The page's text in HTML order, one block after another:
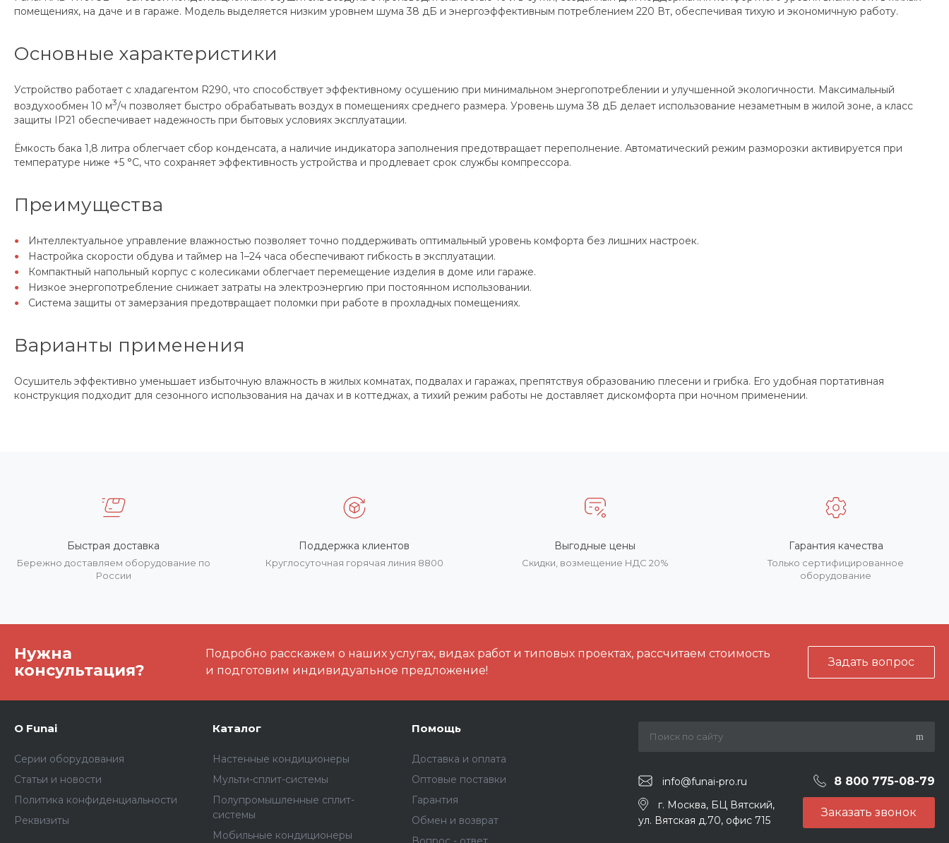
помещениях, на даче и в гараже. Модель выделяется низким уровнем шума 38 дБ и энергоэффективным потреблением 220 Вт, обеспечивая тихую и экономичную работу.
Основные характеристики
Устройство работает с хладагентом R290, что способствует эффективному осушению при минимальном энергопотреблении и улучшенной экологичности. Максимальный
воздухообмен 10 м3/ч позволяет быстро обрабатывать воздух в помещениях среднего размера. Уровень шума 38 дБ делает использование незаметным в жилой зоне, а класс
защиты IP21 обеспечивает надежность при бытовых условиях эксплуатации.
Ёмкость бака 1,8 литра облегчает сбор конденсата, а наличие индикатора заполнения предотвращает переполнение. Автоматический режим разморозки активируется при
температуре ниже +5 °C, что сохраняет эффективность устройства и продлевает срок службы компрессора.
Преимущества
Интеллектуальное управление влажностью позволяет точно поддерживать оптимальный уровень комфорта без лишних настроек.
Настройка скорости обдува и таймер на 1–24 часа обеспечивают гибкость в эксплуатации.
Компактный напольный корпус с колесиками облегчает перемещение изделия в доме или гараже.
Низкое энергопотребление снижает затраты на электроэнергию при постоянном использовании.
Система защиты от замерзания предотвращает поломки при работе в прохладных помещениях.
Варианты применения
Осушитель эффективно уменьшает избыточную влажность в жилых комнатах, подвалах и гаражах, препятствуя образованию плесени и грибка. Его удобная портативная
конструкция подходит для сезонного использования на дачах и в коттеджах, а тихий режим работы не доставляет дискомфорта при ночном применении.
Быстрая доставка
Бережно доставляем оборудование по
России
Поддержка клиентов
Круглосуточная горячая линия 8800
Выгодные цены
Скидки, возмещение НДС 20%
Гарантия качества
Только сертифицированное
оборудование
Нужна
консультация?
Подробно расскажем о наших услугах, видах работ и типовых проектах, рассчитаем стоимость
и подготовим индивидуальное предложение!
Задать вопрос
О Funai
Серии оборудования
Статьи и новости
Политика конфиденциальности
Реквизиты
Каталог
Настенные кондиционеры
Мульти-сплит-системы
Полупромышленные сплит-
системы
Мобильные кондиционеры
Помощь
Доставка и оплата
Оптовые поставки
Гарантия
Обмен и возврат
info@funai-pro.ru 8 800 775-08-79
г. Москва, БЦ Вятский,
ул. Вятская д.70, офис 715
Заказать звонок